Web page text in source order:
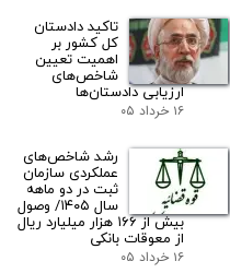
تاکید دادستان
کل کشور بر
اهمیت تعیین
شاخص‌های
ارزیابی دادستان‌ها
۱۶ خرداد ۰۵
رشد شاخص‌های
عملکردی سازمان
ثبت در دو ماهه
سال ۱۴۰۵/ وصول
بیش از ۱۶۶ هزار میلیارد ریال
از معوقات بانکی
۱۶ خرداد ۰۵